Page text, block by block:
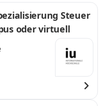
Steuer
oder virtuell